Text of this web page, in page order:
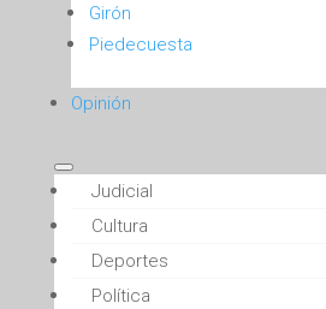
Girón
Piedecuesta
Opinión
Judicial
Cultura
Deportes
Política